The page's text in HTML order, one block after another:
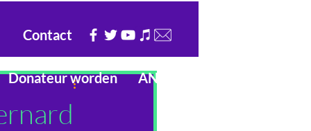
Contact
Donateur worden ANBI